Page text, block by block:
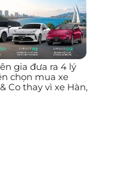
gia đưa ra 4 lý
chọn mua xe
Co thay vì xe Hàn,